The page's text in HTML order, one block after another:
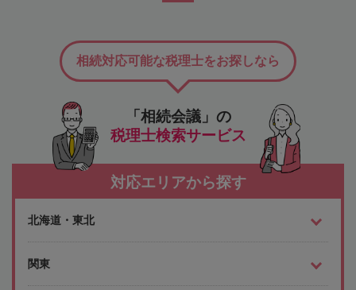
「相続会議」の
税理士検索サービス
相続対応可能な税理士をお探しなら
対応エリアから探す
北海道・東北
関東